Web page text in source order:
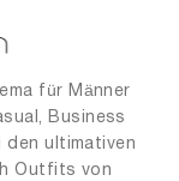
für Männer
Business
ultimativen
Outfits von